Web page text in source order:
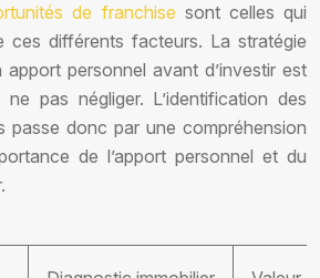
de franchise sont celles qui
ces différents facteurs. La stratégie
personnel avant d’investir est
pas négliger. L’identification des
passe donc par une compréhension
de l’apport personnel et du